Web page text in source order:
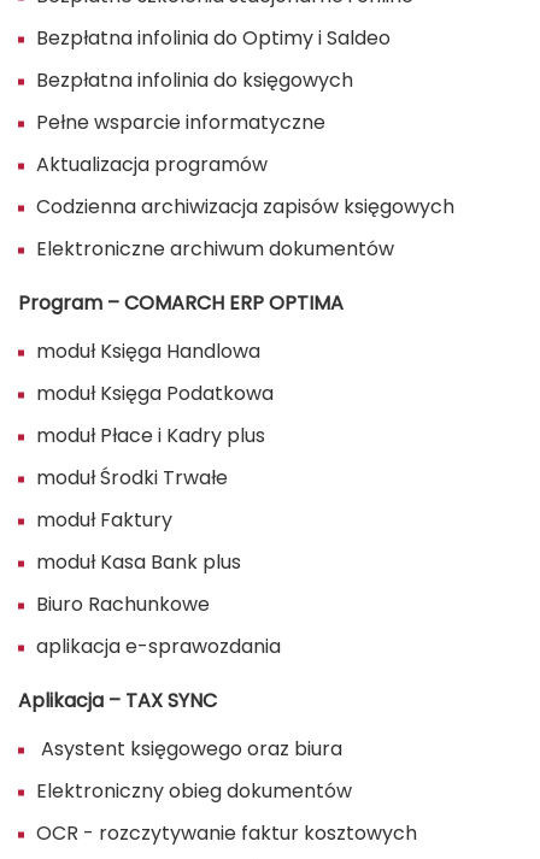
Bezpłatna infolinia do Optimy i Saldeo
Bezpłatna infolinia do księgowych
Pełne wsparcie informatyczne
Aktualizacja programów
Codzienna archiwizacja zapisów księgowych
Elektroniczne archiwum dokumentów
Program – COMARCH ERP OPTIMA
moduł Księga Handlowa
moduł Księga Podatkowa
moduł Płace i Kadry plus
moduł Środki Trwałe
moduł Faktury
moduł Kasa Bank plus
Biuro Rachunkowe
aplikacja e-sprawozdania
Aplikacja – TAX SYNC
Asystent księgowego oraz biura
Elektroniczny obieg dokumentów
OCR - rozczytywanie faktur kosztowych